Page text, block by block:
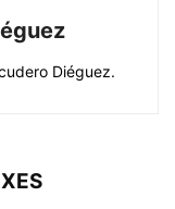
Diéguez.